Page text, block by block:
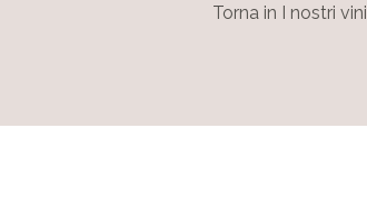
Torna in I nostri vini